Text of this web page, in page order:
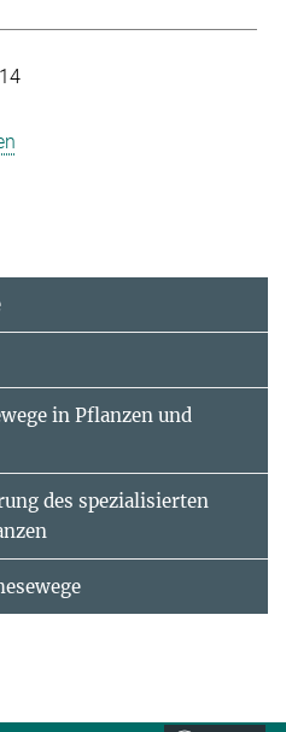
in Pflanzen und
des spezialisierten